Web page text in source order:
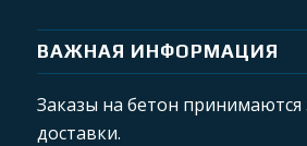
ВАЖНАЯ ИНФОРМАЦИЯ
Заказы на бетон
доставки.